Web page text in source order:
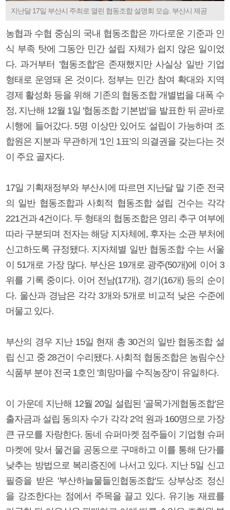
지난달 17일 부산시 주최로 열린 협동조합 설명회 모습. 부산시 제공
농협과 수협 중심의 국내 협동조합은 까다로운 기준과 인
식 부족 탓에 그동안 민간 설립 자체가 쉽지 않은 일이었
다. 과거부터 '협동조합'은 존재했지만 사실상 일반 기업
형태로 운영돼 온 것이다. 정부는 민간 참여 확대와 지역
경제 활성화 등을 위해 기존의 협동조합 개별법을 대폭 수
정, 지난해 12월 1일 '협동조합 기본법'을 발표한 뒤 곧바로
시행에 들어갔다. 5명 이상만 있어도 설립이 가능하며 조
합원은 지분과 무관하게 '1인 1표'의 의결권을 갖는다는 것
이 주요 골자다.
17일 기획재정부와 부산시에 따르면 지난달 말 기준 전국
의 일반 협동조합과 사회적 협동조합 설립 건수는 각각
221건과 4건이다. 두 형태의 협동조합은 영리 추구 여부에
따라 구분되며 전자는 해당 지자체에, 후자는 소관 부처에
신고하도록 규정됐다. 지자체별 일반 협동조합 수는 서울
이 51개로 가장 많다. 부산은 19개로 광주(50개)에 이어 3
위를 기록 중이다. 이어 전남(17개), 경기(16개) 등의 순이
다. 울산과 경남은 각각 3개와 5개로 비교적 낮은 수준에
머물고 있다.
부산의 경우 지난 15일 현재 총 30건의 일반 협동조합 설
립 신고 중 28건이 수리됐다. 사회적 협동조합은 농림수산
식품부 분야 전국 1호인 '희망마을 수직농장'이 유일하다.
이 가운데 지난해 12월 20일 설립된 '골목가게협동조합'은
출자금과 설립 동의자 수가 각각 2억 원과 160명으로 가장
큰 규모를 자랑한다. 동네 슈퍼마켓 점주들이 기업형 슈퍼
마켓에 맞서 물건을 공동으로 구매하고 이를 통해 단가를
낮추는 방법으로 복리증진에 나서고 있다. 지난 5일 신고
필증을 받은 '부산하늘물들인협동조합'도 상부상조 정신
을 강조한다는 점에서 주목을 끌고 있다. 유기농 재료를